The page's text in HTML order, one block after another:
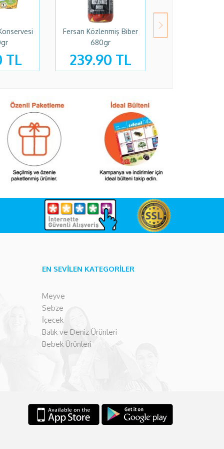
TL
Fersan Közlenmiş Biber
680gr
239.90 TL
EN SEVİLEN KATEGORİLER
Meyve
Sebze
İçecek
Balık ve Deniz Ürünleri
Bebek Ürünleri